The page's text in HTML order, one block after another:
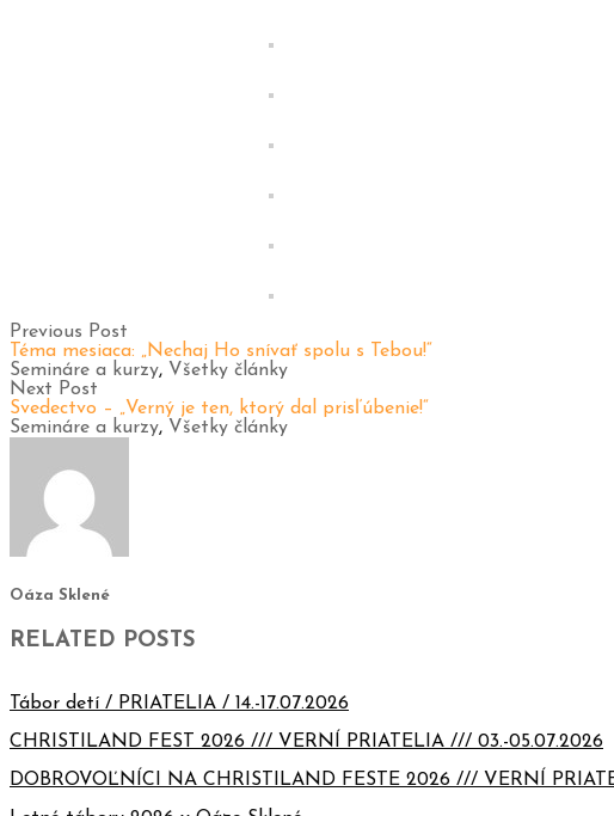
Previous Post
Téma mesiaca: „Nechaj Ho snívať spolu s Tebou!“
Semináre a kurzy, Všetky články
Next Post
Svedectvo – „Verný je ten, ktorý dal prisľúbenie!“
Semináre a kurzy, Všetky články
Oáza Sklené
RELATED POSTS
Tábor detí / PRIATELIA / 14.-17.07.2026
CHRISTILAND FEST 2026 /// VERNÍ PRIATELIA /// 03.-05.07.2026
DOBROVOĽNÍCI NA CHRISTILAND FESTE 2026 /// VERNÍ